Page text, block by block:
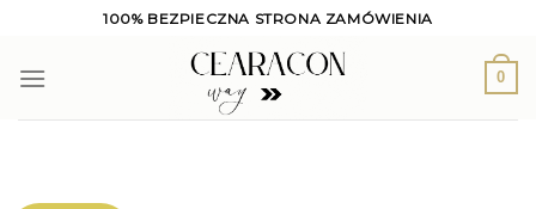
content
100% BEZPIECZNA STRONA ZAMÓWIENIA
0